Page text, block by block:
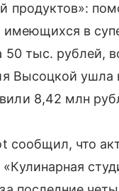
продуктов»:
имеющихся в
50 тыс. рублей,
Высоцкой
8,42 млн
сообщил, что
«Кулинарная